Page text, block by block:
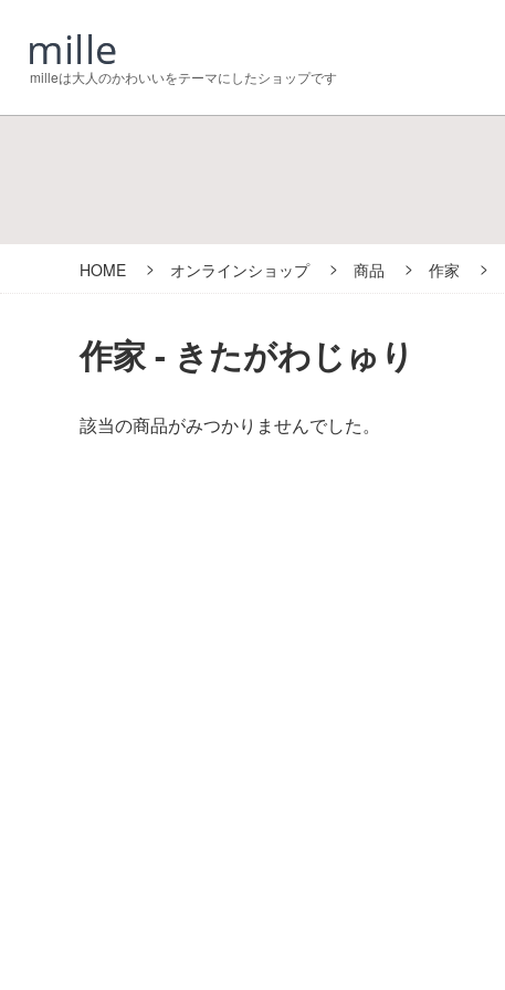
milleは大人のかわいいをテーマにしたショップです
HOME オンラインショップ 商品 作家
作家 - きたがわじゅり
該当の商品がみつかりませんでした。